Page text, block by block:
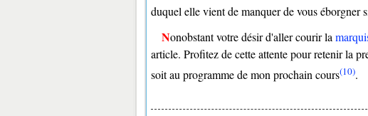
duquel elle vient de manquer de vous éborgner
Nonobstant votre désir d'aller courir la
article. Profitez de cette attente pour retenir la
soit au programme de mon prochain cours(10).